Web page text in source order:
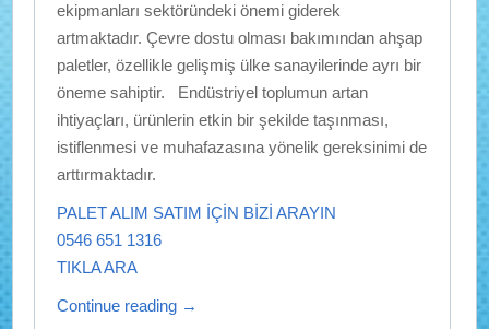
ekipmanları sektöründeki önemi giderek
artmaktadır. Çevre dostu olması bakımından ahşap
paletler, özellikle gelişmiş ülke sanayilerinde ayrı bir
öneme sahiptir. Endüstriyel toplumun artan
ihtiyaçları, ürünlerin etkin bir şekilde taşınması,
istiflenmesi ve muhafazasına yönelik gereksinimi de
arttırmaktadır.
PALET ALIM SATIM İÇİN BİZİ ARAYIN
0546 651 1316
TIKLA ARA
Continue reading →